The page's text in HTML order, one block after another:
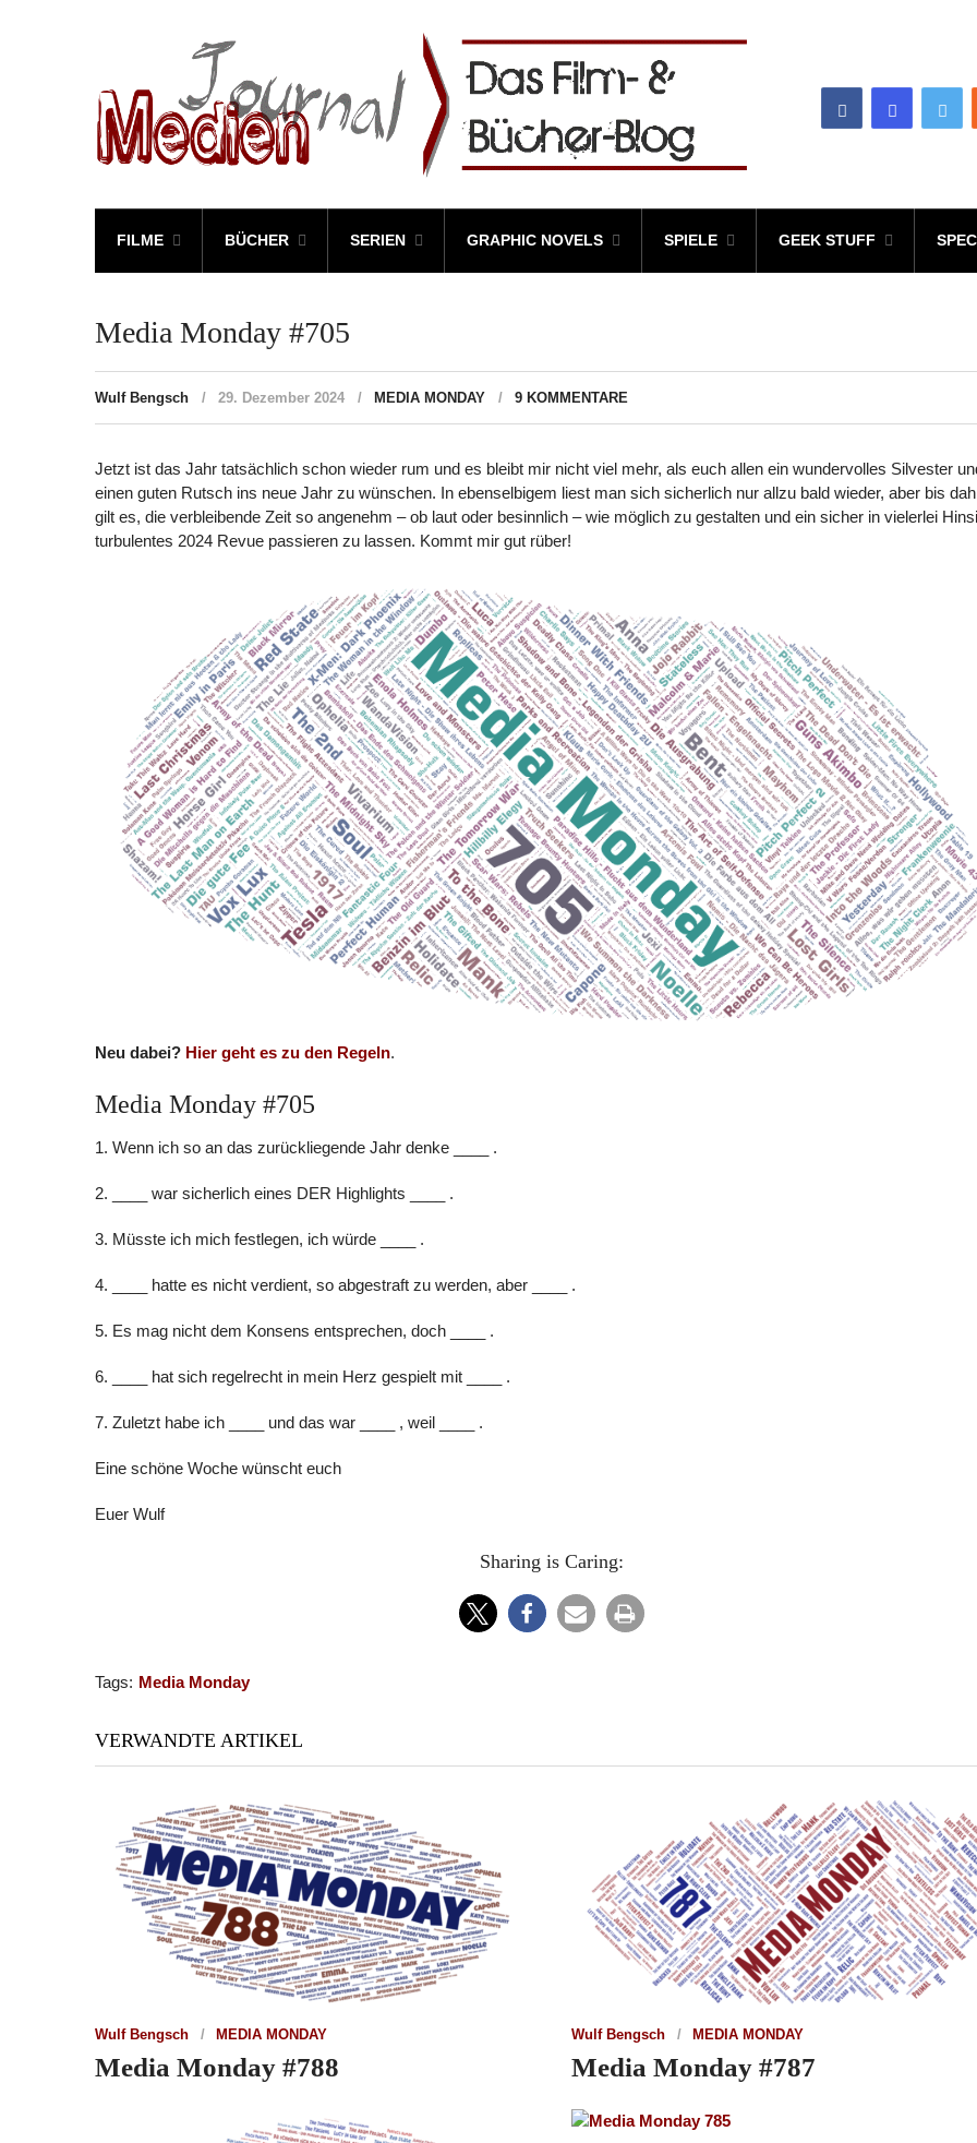
FILME BÜCHER SERIEN GRAPHIC NOVELS SPIELE GEEK STUFF
Media Monday #705
Wulf Bengsch 29. Dezember 2024 MEDIA MONDAY 9 KOMMENTARE
Jetzt ist das Jahr tatsächlich schon wieder rum und es bleibt mir nicht viel mehr, als euch allen ein wundervolles Silvester
einen guten Rutsch ins neue Jahr zu wünschen. In ebenselbigem liest man sich sicherlich nur allzu bald wieder, aber bis
gilt es, die verbleibende Zeit so angenehm – ob laut oder besinnlich – wie möglich zu gestalten und ein sicher in vielerlei
turbulentes 2024 Revue passieren zu lassen. Kommt mir gut rüber!
Neu dabei? Hier geht es zu den Regeln.
Media Monday #705
1. Wenn ich so an das zurückliegende Jahr denke ____ .
2. ____ war sicherlich eines DER Highlights ____ .
3. Müsste ich mich festlegen, ich würde ____ .
4. ____ hatte es nicht verdient, so abgestraft zu werden, aber ____ .
5. Es mag nicht dem Konsens entsprechen, doch ____ .
6. ____ hat sich regelrecht in mein Herz gespielt mit ____ .
7. Zuletzt habe ich ____ und das war ____ , weil ____ .
Eine schöne Woche wünscht euch
Euer Wulf
Sharing is Caring:
Tags: Media Monday
VERWANDTE ARTIKEL
Wulf Bengsch MEDIA MONDAY
Media Monday #788
Wulf Bengsch MEDIA MONDAY
Media Monday #787